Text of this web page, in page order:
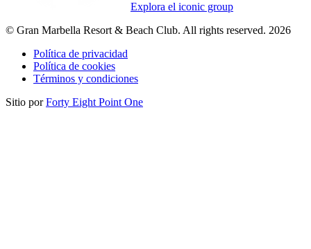
Explora el iconic group
© Gran Marbella Resort & Beach Club. All rights reserved. 2026
Política de privacidad
Política de cookies
Términos y condiciones
Sitio porForty Eight Point One